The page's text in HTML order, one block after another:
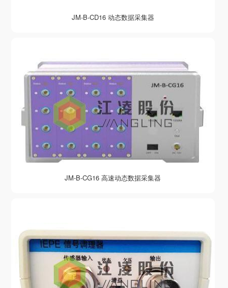
JM-B-CD16 动态数据采集器
JM-B-CG16 高速动态数据采集器